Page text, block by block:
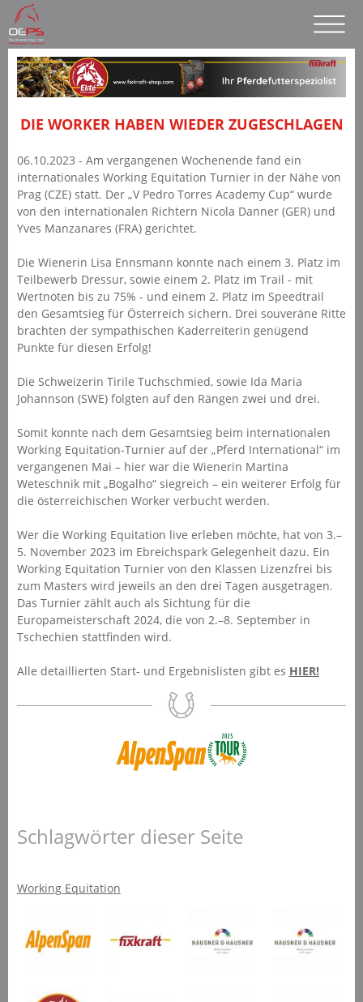
DIE WORKER HABEN WIEDER ZUGESCHLAGEN
06.10.2023 - Am vergangenen Wochenende fand ein
internationales Working Equitation Turnier in der Nähe von
Prag (CZE) statt. Der „V Pedro Torres Academy Cup“ wurde
von den internationalen Richtern Nicola Danner (GER) und
Yves Manzanares (FRA) gerichtet.
Die Wienerin Lisa Ennsmann konnte nach einem 3. Platz im
Teilbewerb Dressur, sowie einem 2. Platz im Trail - mit
Wertnoten bis zu 75% - und einem 2. Platz im Speedtrail
den Gesamtsieg für Österreich sichern. Drei souveräne Ritte
brachten der sympathischen Kaderreiterin genügend
Punkte für diesen Erfolg!
Die Schweizerin Tirile Tuchschmied, sowie Ida Maria
Johannson (SWE) folgten auf den Rängen zwei und drei.
Somit konnte nach dem Gesamtsieg beim internationalen
Working Equitation-Turnier auf der „Pferd International“ im
vergangenen Mai – hier war die Wienerin Martina
Weteschnik mit „Bogalho“ siegreich – ein weiterer Erfolg für
die österreichischen Worker verbucht werden.
Wer die Working Equitation live erleben möchte, hat von 3.–
5. November 2023 im Ebreichspark Gelegenheit dazu. Ein
Working Equitation Turnier von den Klassen Lizenzfrei bis
zum Masters wird jeweils an den drei Tagen ausgetragen.
Das Turnier zählt auch als Sichtung für die
Europameisterschaft 2024, die von 2.–8. September in
Tschechien stattfinden wird.
Alle detaillierten Start- und Ergebnislisten gibt es HIER!
Schlagwörter dieser Seite
Working Equitation